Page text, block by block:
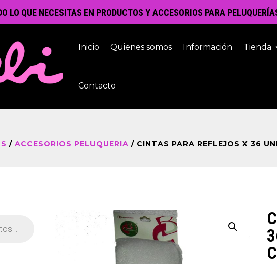
LO QUE NECESITAS EN PRODUCTOS Y ACCESORIOS PARA
Inicio Quienes somos Información Tienda
Contacto
/ACCESORIOS PELUQUERIA / CINTAS PARA REFLEJOS X 36